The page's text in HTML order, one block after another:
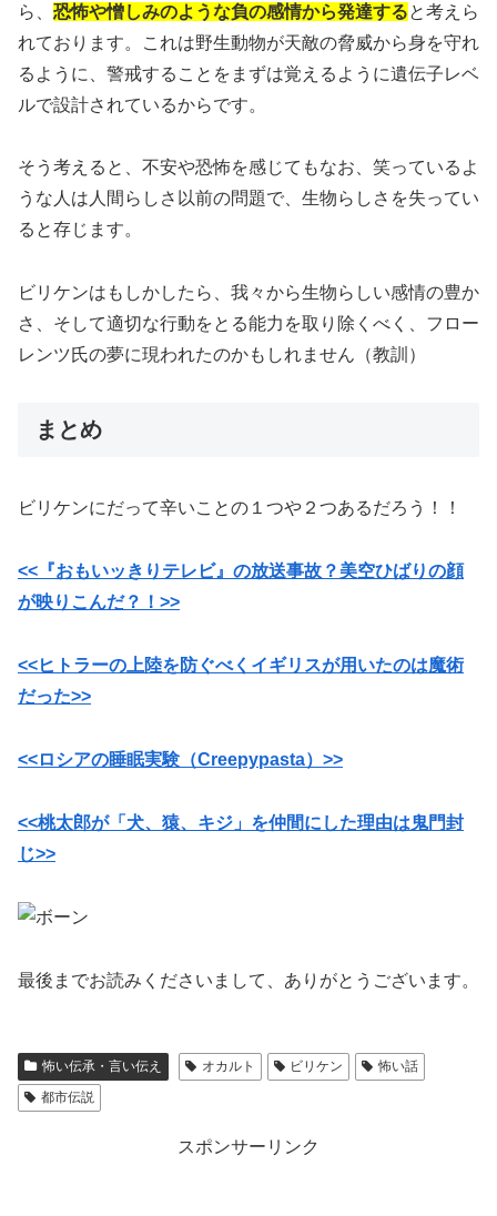
ら、 恐怖や憎しみのような負の感情から発達すると考えら
れております。これは野生動物が天敵の脅威から身を守れ
るように、警戒することをまずは覚えるように遺伝子レベ
ルで設計されているからです。
そう考えると、不安や恐怖を感じてもなお、笑っているよ
うな人は人間らしさ以前の問題で、生物らしさを失ってい
ると存じます。
ビリケンはもしかしたら、我々から生物らしい感情の豊か
さ、そして適切な行動をとる能力を取り除くべく、フロー
レンツ氏の夢に現われたのかもしれません（教訓）
まとめ
ビリケンにだって辛いことの１つや２つあるだろう！！
<<『おもいッきりテレビ』の放送事故？美空ひばりの顔
が映りこんだ？！>>
<<ヒトラーの上陸を防ぐべくイギリスが用いたのは魔術
だった>>
<<ロシアの睡眠実験（Creepypasta）>>
<<桃太郎が「犬、猿、キジ」を仲間にした理由は鬼門封
じ>>
最後までお読みくださいまして、ありがとうございます。
怖い伝承・言い伝え オカルト ビリケン
怖い話
都市伝説
スポンサーリンク